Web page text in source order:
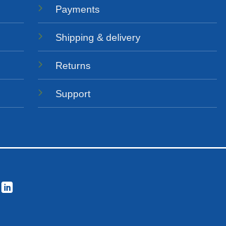
Payments
Shipping & delivery
Returns
Support